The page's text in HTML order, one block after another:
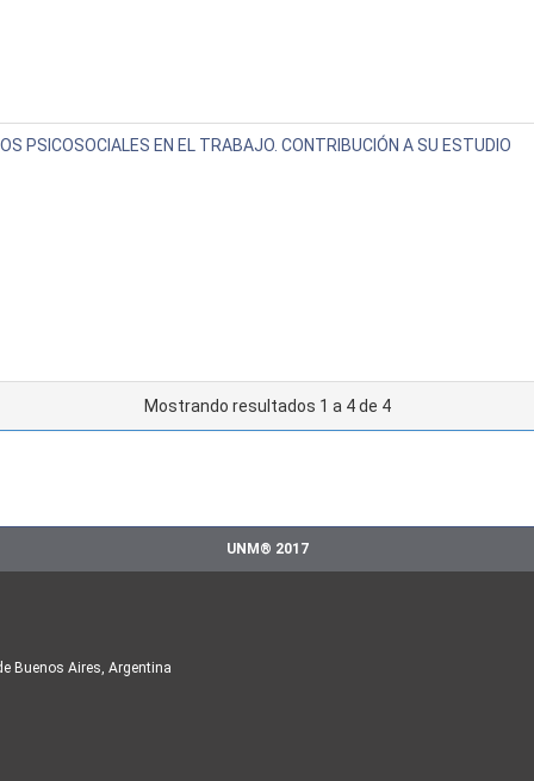
PSICOSOCIALES EN EL TRABAJO. CONTRIBUCIÓN A SU ESTUDIO
Mostrando resultados 1 a 4 de 4
UNM® 2017
Buenos Aires, Argentina